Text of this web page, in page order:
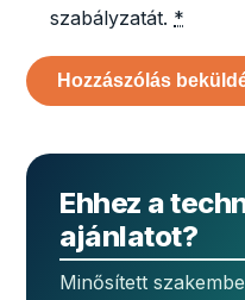
szabályzatát. *
Ehhez a
ajánlatot?
Minősített